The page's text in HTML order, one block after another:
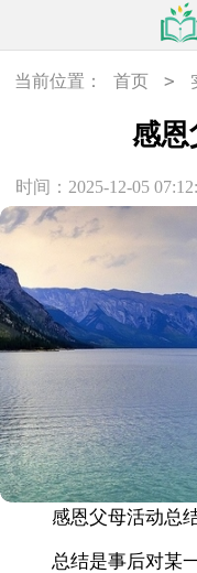
当前位置： 首页 >
感恩
时间：2025-12-05
感恩父母活动总
总结是事后对某